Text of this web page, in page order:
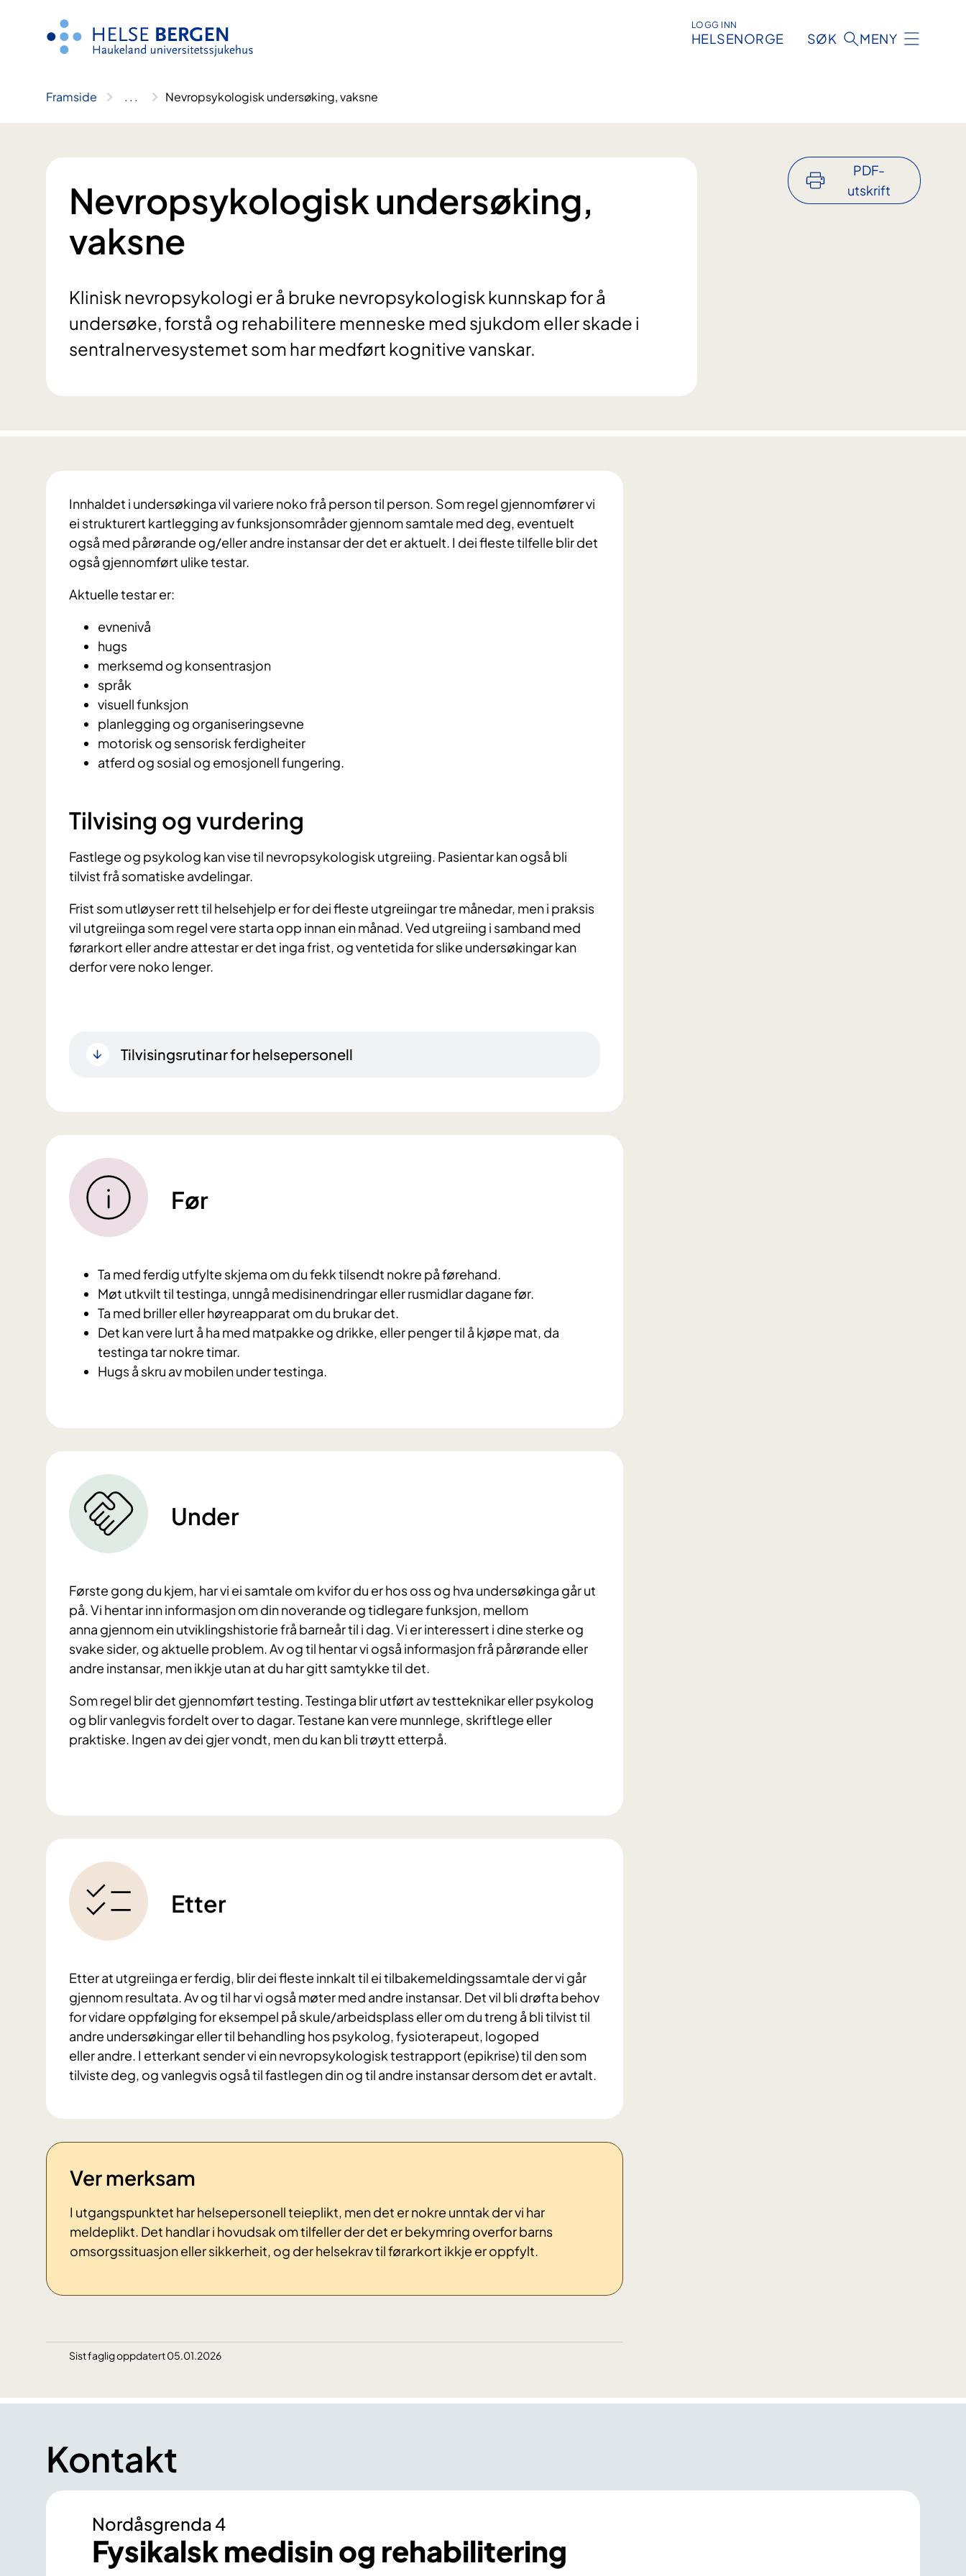
LOGG INN
HELSENORGE SØK MENY
Framside .. . Nevropsykologisk undersøking, vaksne
Nevropsykologisk undersøking,
vaksne
Klinisk nevropsykologi er å bruke nevropsykologisk kunnskap for å
undersøke, forstå og rehabilitere menneske med sjukdom eller skade i
sentralnervesystemet som har medført kognitive vanskar.
PDF-
utskrift
Innhaldet i undersøkinga vil variere noko frå person til person. Som regel gjennomfører vi
ei strukturert kartlegging av funksjonsområder gjennom samtale med deg, eventuelt
også med pårørande og/eller andre instansar der det er aktuelt. I dei fleste tilfelle blir det
også gjennomført ulike testar.
Aktuelle testar er:
evnenivå
hugs
merksemd og konsentrasjon
språk
visuell funksjon
planlegging og organiseringsevne
motorisk og sensorisk ferdigheiter
atferd og sosial og emosjonell fungering.
Tilvising og vurdering
Fastlege og psykolog kan vise til nevropsykologisk utgreiing. Pasientar kan også bli
tilvist frå somatiske avdelingar.
Frist som utløyser rett til helsehjelp er for dei fleste utgreiingar tre månedar, men i praksis
vil utgreiinga som regel vere starta opp innan ein månad. Ved utgreiing i samband med
førarkort eller andre attestar er det inga frist, og ventetida for slike undersøkingar kan
derfor vere noko lenger.
Tilvisingsrutinar for helsepersonell
Før
Ta med ferdig utfylte skjema om du fekk tilsendt nokre på førehand.
Møt utkvilt til testinga, unngå medisinendringar eller rusmidlar dagane før.
Ta med briller eller høyreapparat om du brukar det.
Det kan vere lurt å ha med matpakke og drikke, eller penger til å kjøpe mat, da
testinga tar nokre timar.
Hugs å skru av mobilen under testinga.
Under
Første gong du kjem, har vi ei samtale om kvifor du er hos oss og hva undersøkinga går ut
på. Vi hentar inn informasjon om din noverande og tidlegare funksjon, mellom
anna gjennom ein utviklingshistorie frå barneår til i dag. Vi er interessert i dine sterke og
svake sider, og aktuelle problem. Av og til hentar vi også informasjon frå pårørande eller
andre instansar, men ikkje utan at du har gitt samtykke til det.
Som regel blir det gjennomført testing. Testinga blir utført av testteknikar eller psykolog
og blir vanlegvis fordelt over to dagar. Testane kan vere munnlege, skriftlege eller
praktiske. Ingen av dei gjer vondt, men du kan bli trøytt etterpå.
Etter
Etter at utgreiinga er ferdig, blir dei fleste innkalt til ei tilbakemeldingssamtale der vi går
gjennom resultata. Av og til har vi også møter med andre instansar. Det vil bli drøfta behov
for vidare oppfølging for eksempel på skule/arbeidsplass eller om du treng å bli tilvist til
andre undersøkingar eller til behandling hos psykolog, fysioterapeut, logoped
eller andre. I etterkant sender vi ein nevropsykologisk testrapport (epikrise) til den som
tilviste deg, og vanlegvis også til fastlegen din og til andre instansar dersom det er avtalt.
Ver merksam
I utgangspunktet har helsepersonell teieplikt, men det er nokre unntak der vi har
meldeplikt. Det handlar i hovudsak om tilfeller der det er bekymring overfor barns
omsorgssituasjon eller sikkerheit, og der helsekrav til førarkort ikkje er oppfylt.
Sist faglig oppdatert 05.01.2026
Kontakt
Nordåsgrenda 4
Fysikalsk medisin og rehabilitering